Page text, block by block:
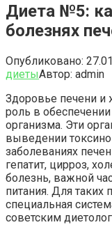
Диета №5:
болезнях
Опубликовано:
диетыАвтор: admin
Здоровье печени и
роль в
организма. Эти
выведении
заболеваниях
гепатит, цирроз,
болезнь, важной
питания. Для таких
специальная
советским